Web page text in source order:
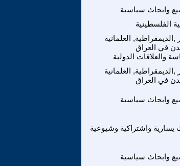
وابحاث سياسية
الفلسطينية
,الديمقراطية, العلمانية
في العراق
والعلاقات الدولية
,الديمقراطية, العلمانية
في العراق
وابحاث سياسية
يسارية واشتراكية وشيوعية
وابحاث سياسية